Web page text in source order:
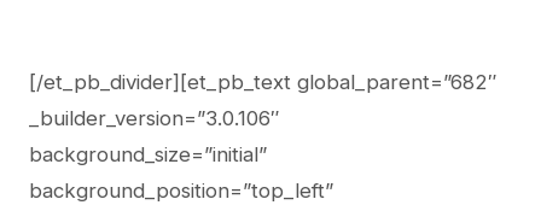
[/et_pb_divider][et_pb_text global_parent=”682″
_builder_version=”3.0.106″
background_size=”initial”
background_position=”top_left”